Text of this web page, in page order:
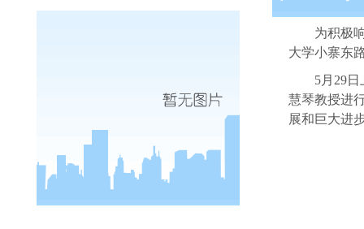
为积极
大学小寨东
5月29
慧琴教授进
展和巨大进